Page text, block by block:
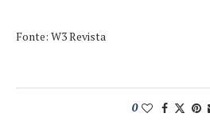
Fonte: W3 Revista
0